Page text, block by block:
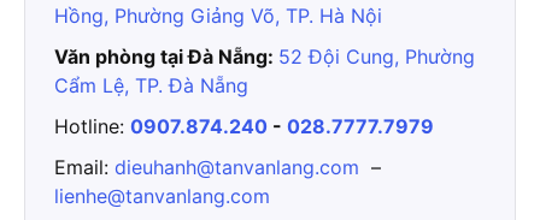
Hồng, Phường Giảng Võ, TP. Hà Nội
Văn phòng tại Đà Nẵng: 52 Đội Cung, Phường
Cẩm Lệ, TP. Đà Nẵng
Hotline: 0907.874.240 - 028.7777.7979
Email: dieuhanh@tanvanlang.com –
lienhe@tanvanlang.com